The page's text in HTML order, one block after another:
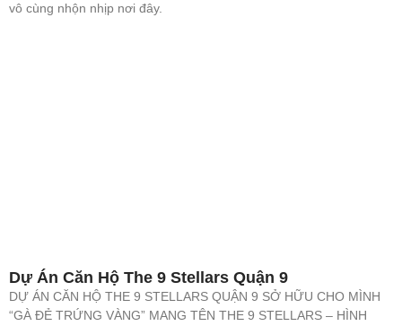
vô cùng nhộn nhịp nơi đây.
Dự Án Căn Hộ The 9 Stellars Quận 9
DỰ ÁN CĂN HỘ THE 9 STELLARS QUẬN 9 SỞ HỮU CHO MÌNH
“GÀ ĐẺ TRỨNG VÀNG” MANG TÊN THE 9 STELLARS – HÌNH